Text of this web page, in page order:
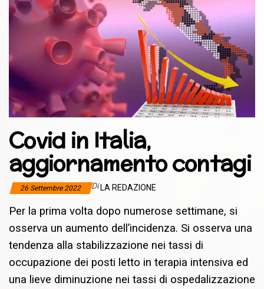
Covid in Italia,
aggiornamento contagi
26 Settembre 2022 Di LA REDAZIONE
Per la prima volta dopo numerose settimane, si
osserva un aumento dell’incidenza. Si osserva una
tendenza alla stabilizzazione nei tassi di
occupazione dei posti letto in terapia intensiva ed
una lieve diminuzione nei tassi di ospedalizzazione